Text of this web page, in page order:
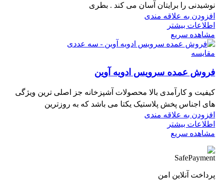
نوشیدنی را برایتان آسان می کند . بطری
افزودن به علاقه مندی
اطلاعات بیشتر
مشاهده سریع
مقایسه
فروش عمده سرویس ادویه آوین
کیفیت و کارآمدی بالا محصولات آشپزخانه جز اصلی ترین ویژگی
های اجناس پخش پلاستیک یکتا می باشد که به روزترین
افزودن به علاقه مندی
اطلاعات بیشتر
مشاهده سریع
پرداخت آنلاین امن